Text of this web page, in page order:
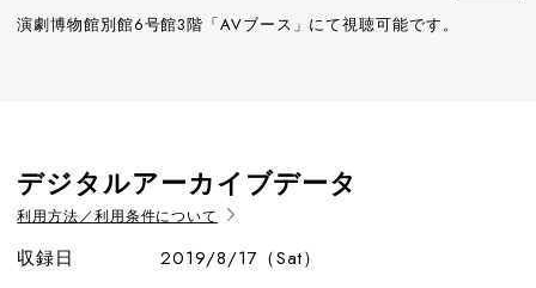
演劇博物館別館6号館3階「AVブース」にて視聴可能です。
デジタルアーカイブデータ
利用方法／利用条件について
収録日
2019/8/17（Sat）